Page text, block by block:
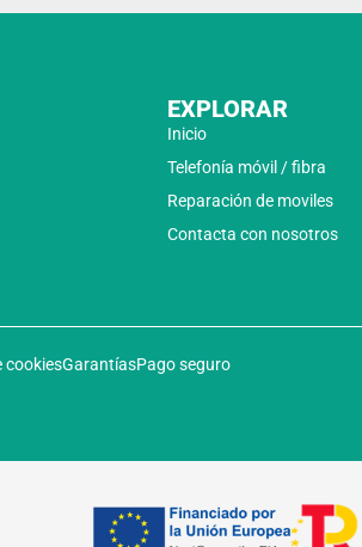
EXPLORAR
Inicio
Telefonía móvil / fibra
Reparación de moviles
Contacta con nosotros
cookiesGarantíasPago seguro